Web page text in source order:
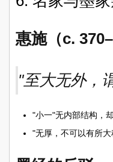
惠施（c.
"至大无外，
"小一"无内部结构，
"无厚，不可以有所